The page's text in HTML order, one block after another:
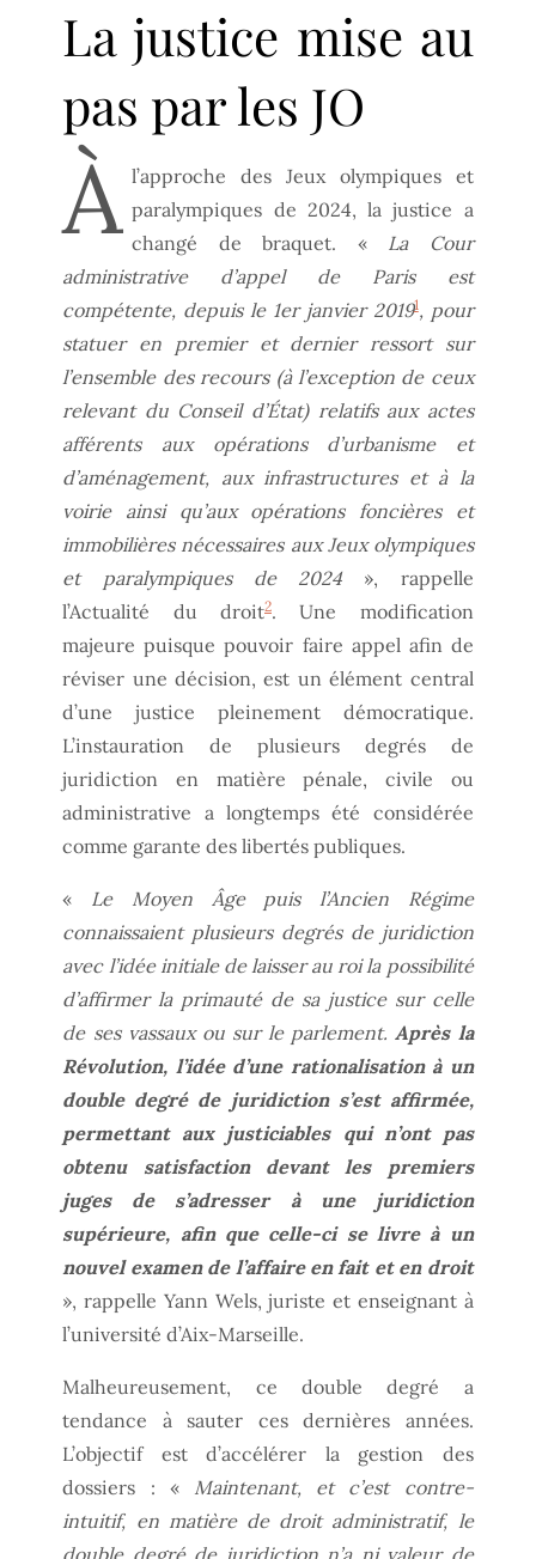
La justice mise au
pas par les JO
À l’approche des Jeux olympiques et
paralympiques de 2024, la justice a
changé de braquet. « La Cour
administrative d’appel de Paris est
compétente, depuis le 1er janvier 20191, pour
statuer en premier et dernier ressort sur
l’ensemble des recours (à l’exception de ceux
relevant du Conseil d’État) relatifs aux actes
afférents aux opérations d’urbanisme et
d’aménagement, aux infrastructures et à la
voirie ainsi qu’aux opérations foncières et
immobilières nécessaires aux Jeux olympiques
et paralympiques de 2024», rappelle
l’Actualité du droit2. Une modification
majeure puisque pouvoir faire appel afin de
réviser une décision, est un élément central
d’une justice pleinement démocratique.
L’instauration de plusieurs degrés de
juridiction en matière pénale, civile ou
administrative a longtemps été considérée
comme garante des libertés publiques.
« Le Moyen Âge puis l’Ancien Régime
connaissaient plusieurs degrés de juridiction
avec l’idée initiale de laisser au roi la possibilité
d’affirmer la primauté de sa justice sur celle
de ses vassaux ou sur le parlement.Après la
Révolution, l’idée d’une rationalisation à un
double degré de juridiction s’est affirmée,
permettant aux justiciables qui n’ont pas
obtenu satisfaction devant les premiers
juges de s’adresser à une juridiction
supérieure, afin que celle-ci se livre à un
nouvel examen de l’affaire en fait et en droit
», rappelle Yann Wels, juriste et enseignant à
l’université d’Aix-Marseille.
Malheureusement, ce double degré a
tendance à sauter ces dernières années.
L’objectif est d’accélérer la gestion des
dossiers : « Maintenant, et c’est contre-
intuitif, en matière de droit administratif, le
double degré de juridiction n’a ni valeur de